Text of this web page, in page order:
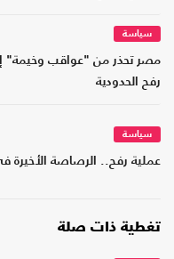
سياسة
مصر تحذر من "عواقب وخيمة"
رفح الحدودية
سياسة
عملية رفح.. الرصاصة الأخيرة
تغطية ذات صلة